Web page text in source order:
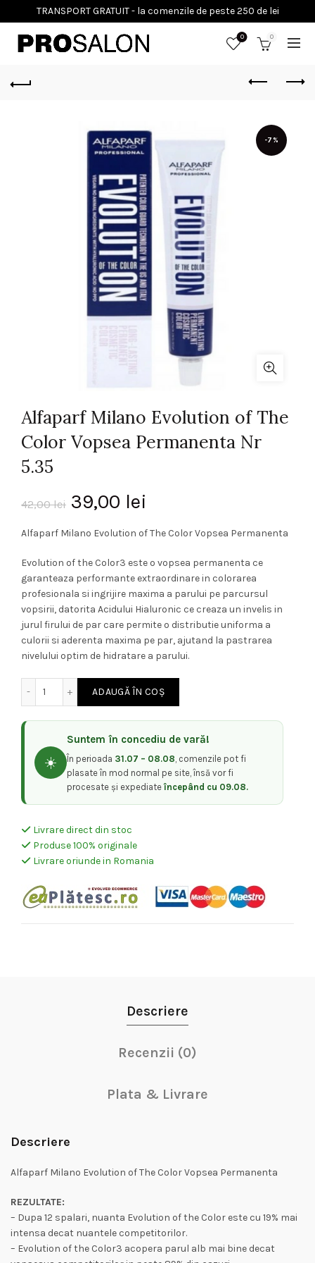
0 0
-7%
Alfaparf Milano Evolution of The
Color Vopsea Permanenta Nr
5.35
42,00lei Prețul
inițial
a
fost:
42,00 lei.
39,00 lei
curent
este:
39,00 lei.
Alfaparf Milano Evolution of The Color Vopsea Permanenta
Evolution of the Color3 este o vopsea permanenta ce
garanteaza performante extraordinare in colorarea
profesionala si ingrijire maxima a parului pe parcursul
vopsirii, datorita Acidului Hialuronic ce creaza un invelis in
jurul firului de par care permite o distributie uniforma a
culorii si aderenta maxima pe par, ajutand la pastrarea
nivelului optim de hidratare a parului.
Cantitate Alfaparf Milano Evolution of The Color Vopsea
ADAUGĂ ÎN COȘ
☀️
Suntem în concediu de vară!
În perioada 31.07 – 08.08, comenzile pot fi
plasate în mod normal pe site, însă vor fi
procesate și expediateîncepând cu 09.08.
Livrare direct din stoc
Produse 100% originale
Livrare oriunde in Romania
Descriere
Recenzii (0)
Plata & Livrare
Descriere
Alfaparf Milano Evolution of The Color Vopsea Permanenta
REZULTATE:
– Dupa 12 spalari, nuanta Evolution of the Color este cu 19% mai
intensa decat nuantele competitorilor.
– Evolution of the Color3 acopera parul alb mai bine decat